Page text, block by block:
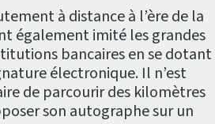
à distance à l’ère de la
également imité les grandes
bancaires en se dotant
électronique. Il n’est
de parcourir des kilomètres
son autographe sur un